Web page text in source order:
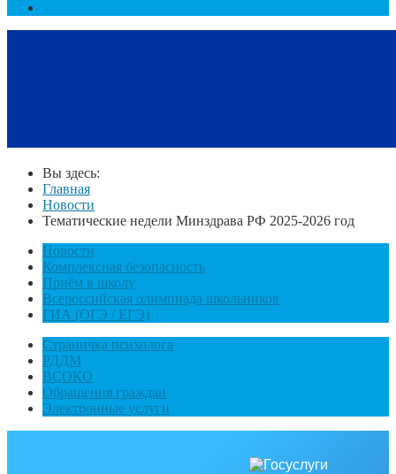
Вы здесь:
Главная
Новости
Тематические недели Минздрава РФ 2025-2026 год
Новости
Комплексная безопасность
Приём в школу
Всероссийская олимпиада школьников
ГИА (ОГЭ / ЕГЭ)
Страничка психолога
РДДМ
ВСОКО
Обращения граждан
Электронные услуги